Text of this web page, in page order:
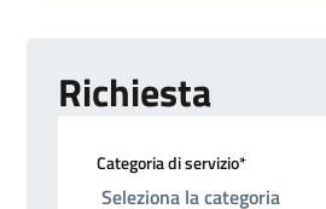
Richiesta
Categoria di servizio*